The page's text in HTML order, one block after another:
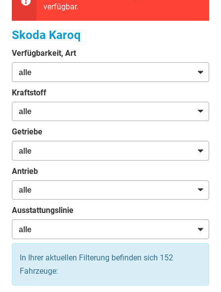
verfügbar.
Skoda Karoq
Verfügbarkeit, Art
Kraftstoff
Getriebe
Antrieb
Ausstattungslinie
In Ihrer aktuellen Filterung befinden sich 152
Fahrzeuge: